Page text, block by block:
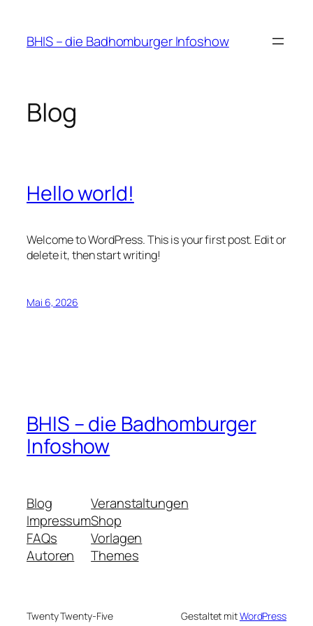
springen
BHIS – die Badhomburger Infoshow
Blog
Hello world!
Welcome to WordPress. This is your first post. Edit or
delete it, then start writing!
Mai 6, 2026
BHIS – die Badhomburger
Infoshow
Blog
Impressum
FAQs
Autoren
Veranstaltungen
Shop
Vorlagen
Themes
Twenty Twenty-Five Gestaltet mitWordPress